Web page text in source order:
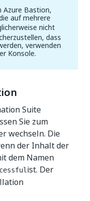
Azure Bastion,
auf mehrere
nicht
dass
verwenden
Konsole.
Suite
Sie zum
wechseln. Die
der Inhalt der
dem Namen
ist. Der